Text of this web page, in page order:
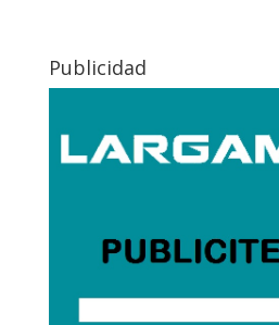
Publicidad